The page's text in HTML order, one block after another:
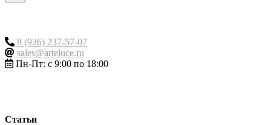
8 (926) 237-57-07
sales@arteluce.ru
Пн-Пт: с 9:00 по 18:00
Статьи